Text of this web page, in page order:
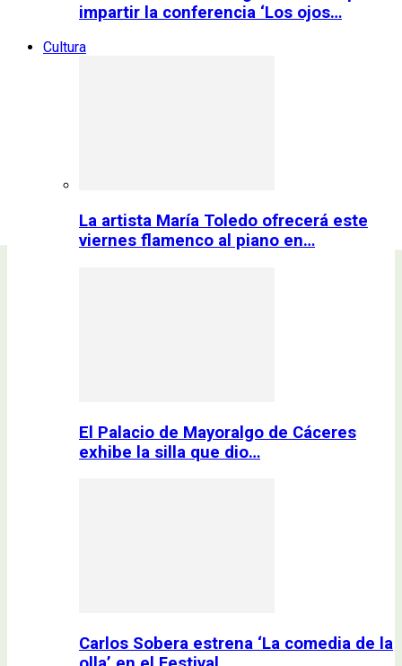
impartir la conferencia ‘Los ojos…
Cultura
La artista María Toledo ofrecerá este
viernes flamenco al piano en…
El Palacio de Mayoralgo de Cáceres
exhibe la silla que dio…
Carlos Sobera estrena ‘La comedia de la